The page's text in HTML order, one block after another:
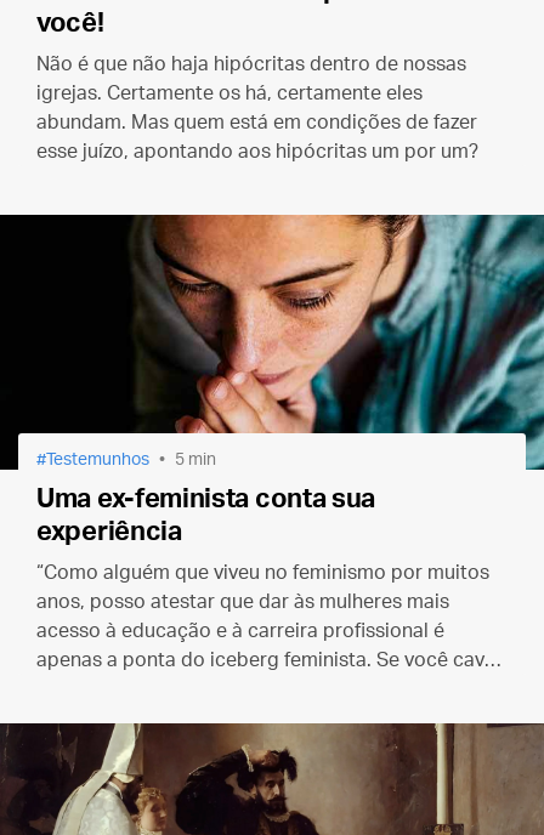
você!
Não é que não haja hipócritas dentro de nossas
igrejas. Certamente os há, certamente eles
abundam. Mas quem está em condições de fazer
esse juízo, apontando aos hipócritas um por um?
Testemunhos 5 min
Uma ex-feminista conta sua
experiência
“Como alguém que viveu no feminismo por muitos
anos, posso atestar que dar às mulheres mais
acesso à educação e à carreira profissional é
apenas a ponta do iceberg feminista. Se você cavar